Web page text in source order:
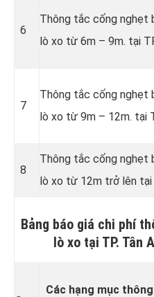
6
Thông tắc cống nghẹt
lò xo từ 6m – 9m. tại
7
Thông tắc cống nghẹt
lò xo từ 9m – 12m. tại
8
Thông tắc cống nghẹt
lò xo từ 12m trở lên tại
Bảng báo giá chi phí
lò xo tại TP. Tân
Các hạng mục